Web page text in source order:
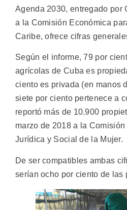
Agenda 2030, entregado por
a la Comisión Económica
Caribe, ofrece cifras
Según el informe, 79 por
agrícolas de Cuba es
ciento es privada (en manos
siete por ciento pertenece a
reportó más de 10.900
marzo de 2018 a la
Jurídica y Social de la Mujer.
De ser compatibles ambas
serían ocho por ciento de las